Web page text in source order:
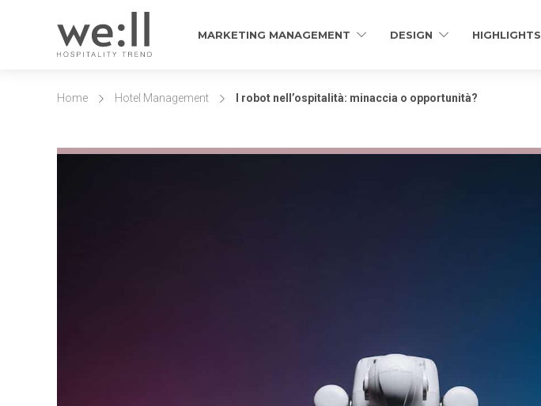
MARKETING MANAGEMENT DESIGN HIGHLIGHTS
Home Hotel Management I robot nell’ospitalità: minaccia o opportunità?